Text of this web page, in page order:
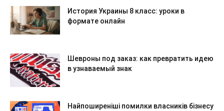
История Украины 8 класс: уроки в
формате онлайн
Шевроны под заказ: как превратить идею
в узнаваемый знак
Найпоширеніші помилки власників бізнесу